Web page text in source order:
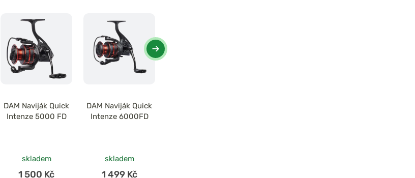
DAM Naviják Quick
Intenze 5000 FD
skladem
1 500 Kč
DAM Naviják Quick
Intenze 6000FD
skladem
1 499 Kč